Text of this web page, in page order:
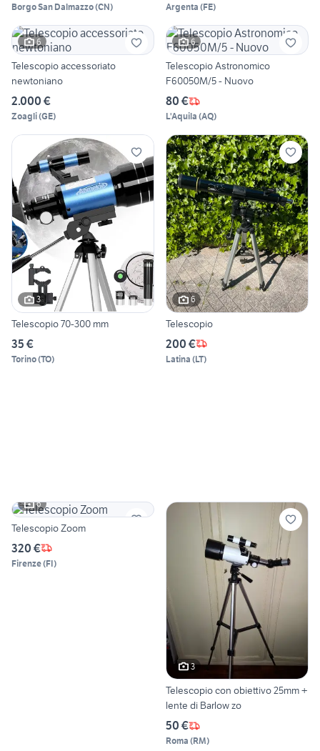
Borgo San Dalmazzo(CN) Argenta (FE)
6
Telescopio accessoriato
newtoniano
2.000 €
Zoagli(GE)
6
Telescopio Astronomico
F60050M/5 - Nuovo
80 €
L'Aquila (AQ)
3
Telescopio 70-300 mm
35 €
Torino(TO)
6
Telescopio
200 €
Latina (LT)
6
Telescopio Zoom
320 €
Firenze(FI)
3
Telescopio con obiettivo 25mm +
lente di Barlow zo
50 €
Roma (RM)